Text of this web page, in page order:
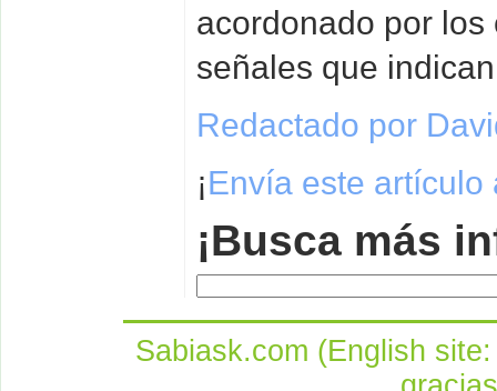
acordonado por
señales que
Redactado por
¡Envía este artículo
¡Busca más
Sabiask.com (English